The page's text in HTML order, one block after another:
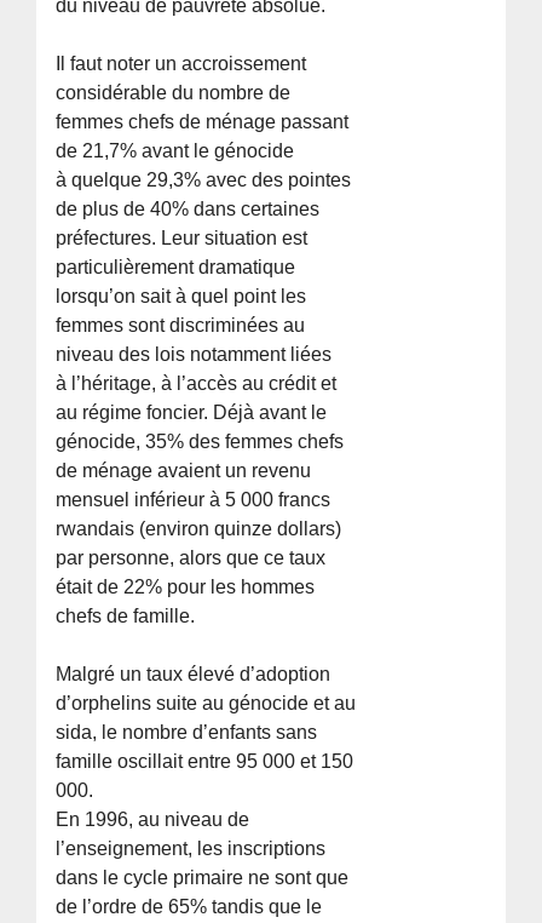
du niveau de pauvreté absolue.
Il faut noter un accroissement
considérable du nombre de
femmes chefs de ménage passant
de 21,7% avant le génocide
à quelque 29,3% avec des pointes
de plus de 40% dans certaines
préfectures. Leur situation est
particulièrement dramatique
lorsqu’on sait à quel point les
femmes sont discriminées au
niveau des lois notamment liées
à l’héritage, à l’accès au crédit et
au régime foncier. Déjà avant le
génocide, 35% des femmes chefs
de ménage avaient un revenu
mensuel inférieur à 5 000 francs
rwandais (environ quinze dollars)
par personne, alors que ce taux
était de 22% pour les hommes
chefs de famille.
Malgré un taux élevé d’adoption
d’orphelins suite au génocide et au
sida, le nombre d’enfants sans
famille oscillait entre 95 000 et 150
000.
En 1996, au niveau de
l’enseignement, les inscriptions
dans le cycle primaire ne sont que
de l’ordre de 65% tandis que le